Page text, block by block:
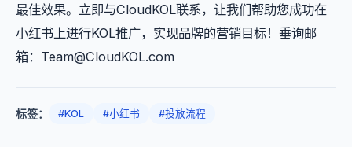
最佳效果。立即与CloudKOL联系，让我们帮助您成功在
小红书上进行KOL推广，实现品牌的营销目标！垂询邮
箱： Team@CloudKOL.com
标签： #KOL #小红书 #投放流程